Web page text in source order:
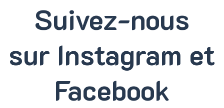
Suivez-nous
sur Instagram et
Facebook